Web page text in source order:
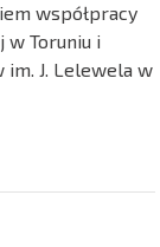
współpracy
w Toruniu i
J. Lelewela w